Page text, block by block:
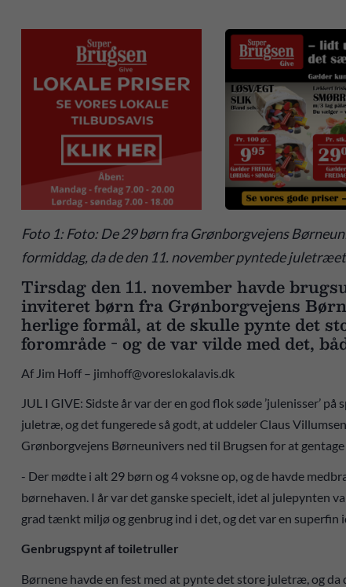
Foto 1: Foto: De 29 børn fra Grønborgvejens
formiddag, da de den 11. november pyntede
Tirsdag den 11. november havde
inviteret børn fra Grønborgvejens
herlige formål, at de skulle pynte det
forområde - og de var vilde med det,
Af Jim Hoff – jimhoff@voreslokalavis.dk
JUL I GIVE: Sidste år var der en god flok søde ’julenisser’
juletræ, og det fungerede så godt, at uddeler Claus
Grønborgvejens Børneunivers ned til Brugsen for at gentage
- Der mødte i alt 29 børn og 4 voksne op, og de havde
børnehaven. I år var det ganske specielt, idet al julepynten
grad tænkt miljø og genbrug ind i det, og det var en superfin
Genbrugspynt af toiletruller
Børnene havde en fest med at pynte det store juletræ, og